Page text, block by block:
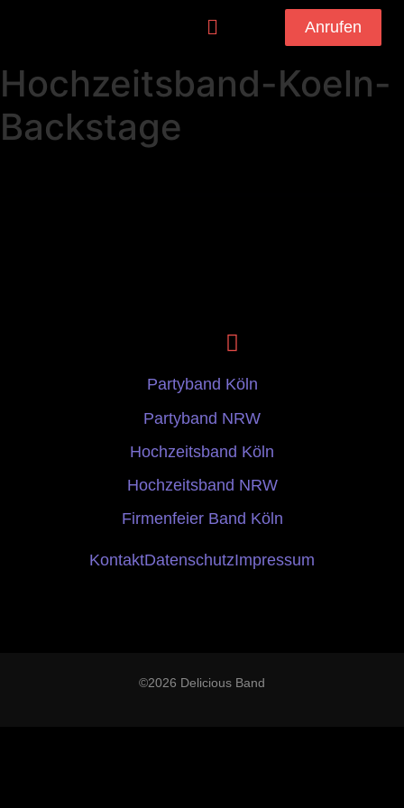
Anrufen
Hochzeitsband-Koeln-
Backstage
Partyband Köln
Partyband NRW
Hochzeitsband Köln
Hochzeitsband NRW
Firmenfeier Band Köln
KontaktDatenschutzImpressum
©2026 Delicious Band